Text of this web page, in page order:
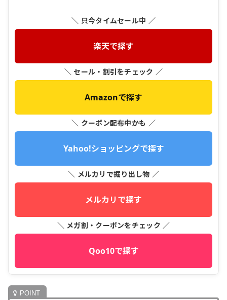
＼ 只今タイムセール中 ／
楽天で探す
＼ セール・割引をチェック ／
Amazonで探す
＼ クーポン配布中かも ／
Yahoo!ショッピングで探す
＼ メルカリで掘り出し物 ／
メルカリで探す
＼ メガ割・クーポンをチェック ／
Qoo10で探す